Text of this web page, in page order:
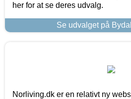
her for at se deres udvalg.
Se udvalget på
Norliving.dk er en relativt ny